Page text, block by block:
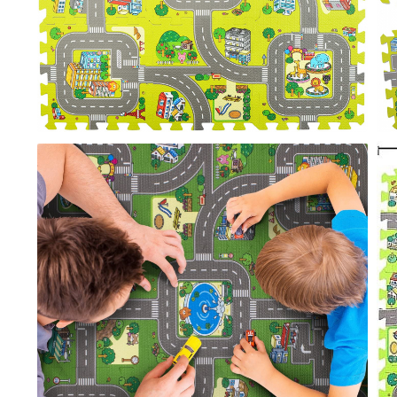
Husa protectie scaun auto
Suporti uscare biberoane
Suporti pahar carucior
Bile baie copii
Lampi de veghe